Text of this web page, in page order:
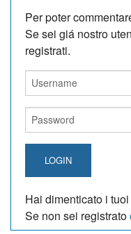
Per poter
Se sei giá nostro
registrati.
LOGIN
Hai dimenticato i
Se non sei registrato